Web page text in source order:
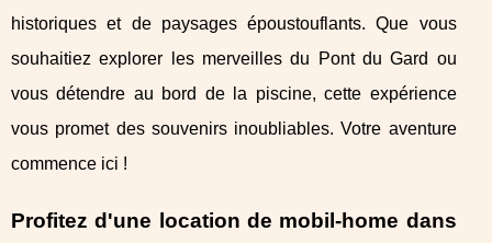
historiques et de paysages époustouflants. Que vous
souhaitiez explorer les merveilles du Pont du Gard ou
vous détendre au bord de la piscine, cette expérience
vous promet des souvenirs inoubliables. Votre aventure
commence ici !
Profitez d'une location de mobil-home dans